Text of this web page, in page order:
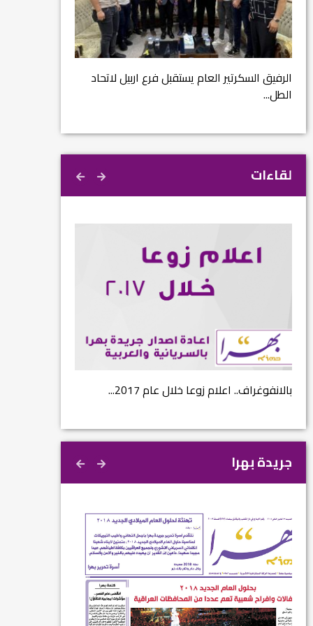
الرفيق السكرتير العام يستقبل فرع اربيل لاتحاد
الطل...
لقاءات
بالانفوغراف.. اعلام زوعا خلال عام 2017...
جريدة بهرا